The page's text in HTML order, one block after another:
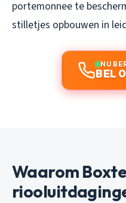
portemonnee te
stilletjes opbouwen in
NU
BEL
Waarom